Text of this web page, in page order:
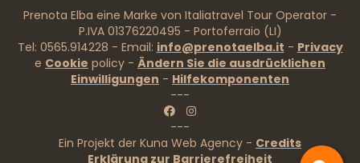
Prenota Elba eine Marke von Italiatravel Tour Operator -
P.IVA 01376220495 - Portoferraio (LI)
Tel: 0565.914228 - Email: info@prenotaelba.it - Privacy
e Cookie policy - Ändern Sie die ausdrücklichen
Einwilligungen - Hilfekomponenten
---
---
Ein Projekt der Kuna Web Agency - Credits
Erklärung zur Barrierefreiheit